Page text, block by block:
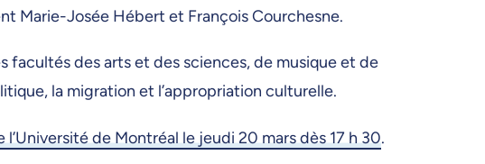
Marie-Josée Hébert et François Courchesne.
facultés des arts et des sciences, de musique et de
la migration et l’appropriation culturelle.
l’Université de Montréal le jeudi 20 mars dès 17 h 30.